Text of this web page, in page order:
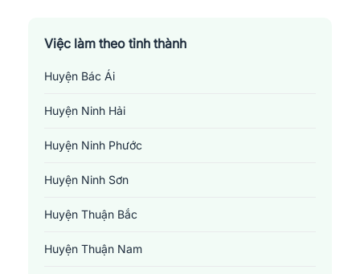
Việc làm theo tỉnh thành
Huyện Bác Ái
Huyện Ninh Hải
Huyện Ninh Phước
Huyện Ninh Sơn
Huyện Thuận Bắc
Huyện Thuận Nam